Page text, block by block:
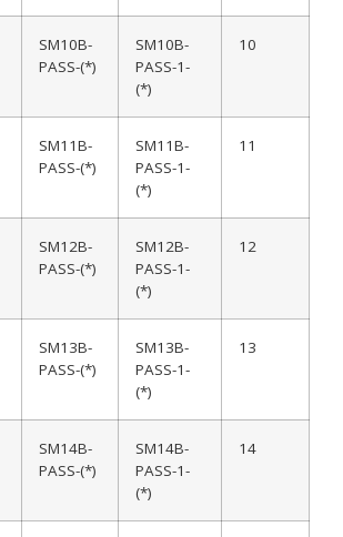
SM10B-
PASS-(*)
SM10B-
PASS-1-
(*)
10
SM11B-
PASS-(*)
SM11B-
PASS-1-
(*)
11
SM12B-
PASS-(*)
SM12B-
PASS-1-
(*)
12
SM13B-
PASS-(*)
SM13B-
PASS-1-
(*)
13
SM14B-
PASS-(*)
SM14B-
PASS-1-
(*)
14